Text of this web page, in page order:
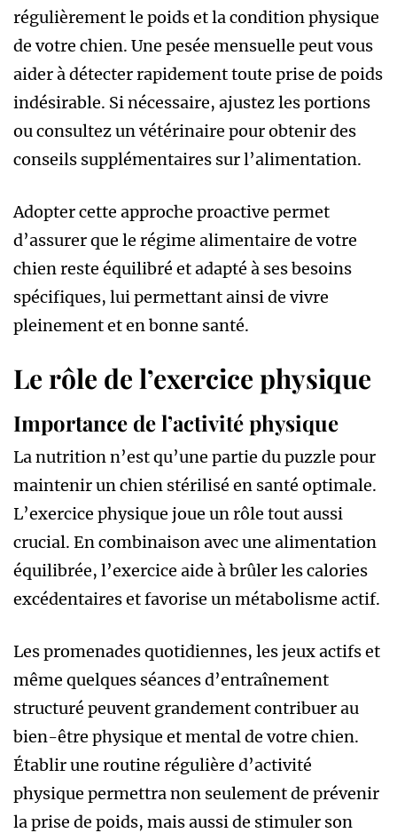
régulièrement le poids et la condition physique
de votre chien. Une pesée mensuelle peut vous
aider à détecter rapidement toute prise de poids
indésirable. Si nécessaire, ajustez les portions
ou consultez un vétérinaire pour obtenir des
conseils supplémentaires sur l’alimentation.
Adopter cette approche proactive permet
d’assurer que le régime alimentaire de votre
chien reste équilibré et adapté à ses besoins
spécifiques, lui permettant ainsi de vivre
pleinement et en bonne santé.
Le rôle de l’exercice physique
Importance de l’activité physique
La nutrition n’est qu’une partie du puzzle pour
maintenir un chien stérilisé en santé optimale.
L’exercice physique joue un rôle tout aussi
crucial. En combinaison avec une alimentation
équilibrée, l’exercice aide à brûler les calories
excédentaires et favorise un métabolisme actif.
Les promenades quotidiennes, les jeux actifs et
même quelques séances d’entraînement
structuré peuvent grandement contribuer au
bien-être physique et mental de votre chien.
Établir une routine régulière d’activité
physique permettra non seulement de prévenir
la prise de poids, mais aussi de stimuler son